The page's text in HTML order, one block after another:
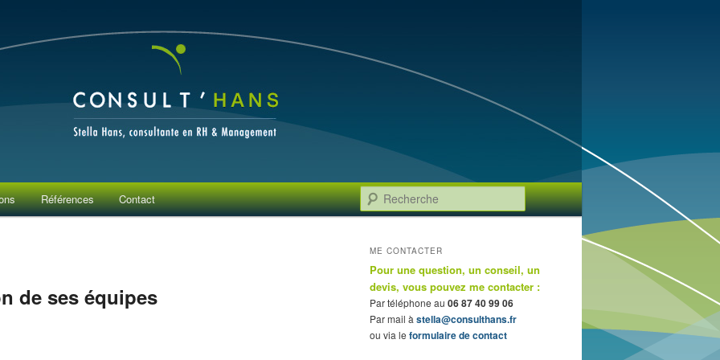
Recherche
Références Contact
de ses équipes
ME CONTACTER
Pour une question, un conseil, un
devis, vous pouvez me contacter :
Par téléphone au 06 87 40 99 06
Par mail à stella@consulthans.fr
ou via le formulaire de contact